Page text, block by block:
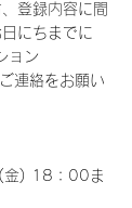
登録内容に間
にちまでに
ョン
連絡をお願い
) 18：00ま